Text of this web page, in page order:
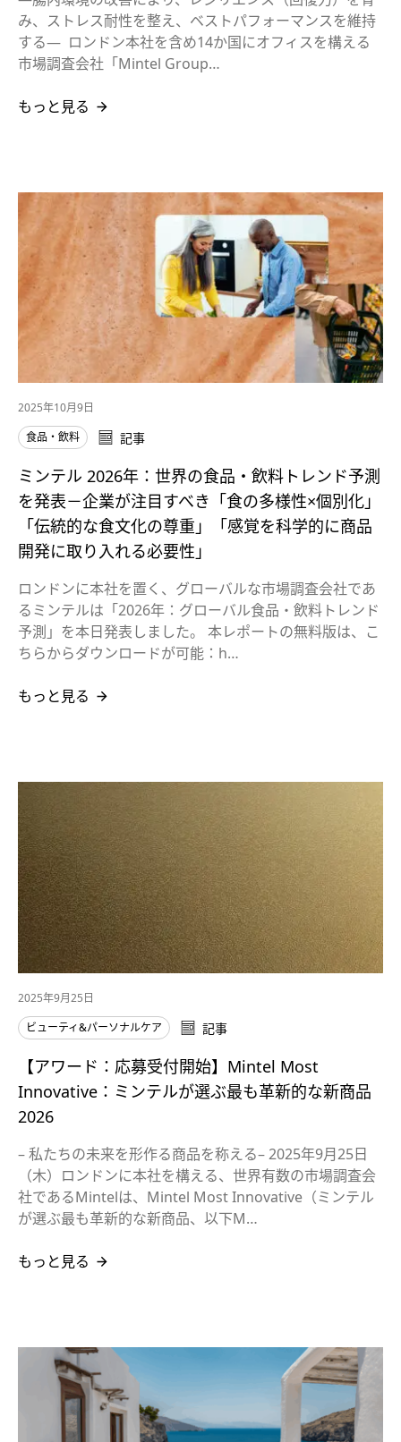
み、ストレス耐性を整え、ベストパフォーマンスを維持
する― ロンドン本社を含め14か国にオフィスを構える
市場調査会社「Mintel Group…
もっと見る
2025年10月9日
食品・飲料
記事
ミンテル 2026年：世界の食品・飲料トレンド予測
を発表－企業が注目すべき「食の多様性×個別化」
「伝統的な食文化の尊重」「感覚を科学的に商品
開発に取り入れる必要性」
ロンドンに本社を置く、グローバルな市場調査会社であ
るミンテルは「2026年：グローバル食品・飲料トレンド
予測」を本日発表しました。 本レポートの無料版は、こ
ちらからダウンロードが可能：h…
もっと見る
2025年9月25日
ビューティ&パーソナルケア
記事
【アワード：応募受付開始】Mintel Most
Innovative：ミンテルが選ぶ最も革新的な新商品
2026
– 私たちの未来を形作る商品を称える– 2025年9月25日
（木）ロンドンに本社を構える、世界有数の市場調査会
社であるMintelは、Mintel Most Innovative（ミンテル
が選ぶ最も革新的な新商品、以下M…
もっと見る